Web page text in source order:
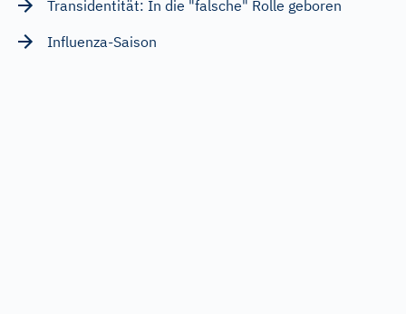
Transidentität: In die "falsche" Rolle geboren
Influenza-Saison